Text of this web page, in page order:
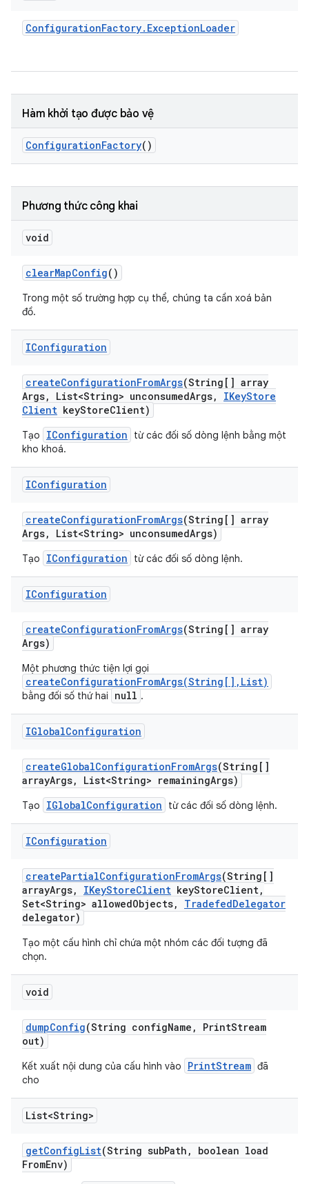
ConfigurationFactory. ExceptionLoader
Hàm khởi tạo được bảo vệ
ConfigurationFactory()
Phương thức công khai
void
clearMapConfig()
Trong một số trường hợp cụ thể, chúng ta cần xoá bản
đồ.
IConfiguration
createConfigurationFromArgs(String[] array
Args, List<String> unconsumedArgs, IKeyStore
Client keyStoreClient)
Tạo IConfiguration
từ các đối số dòng lệnh bằng một
kho khoá.
IConfiguration
createConfigurationFromArgs(String[] array
Args, List<String> unconsumedArgs)
Tạo IConfiguration từ các đối số dòng lệnh.
IConfiguration
createConfigurationFromArgs(String[] array
Args)
Một phương thức tiện lợi gọi
createConfigurationFromArgs(String[],List)
bằng đối số thứ hai null .
IGlobalConfiguration
createGlobalConfigurationFromArgs(String[]
arrayArgs, List<String> remainingArgs)
Tạo IGlobalConfiguration từ các đối số dòng lệnh.
IConfiguration
createPartialConfigurationFromArgs(String[]
arrayArgs, IKeyStoreClient keyStoreClient,
Set<String> allowedObjects, TradefedDelegator
delegator)
Tạo một cấu hình chỉ chứa một nhóm các đối tượng đã
chọn.
void
dumpConfig(String configName , PrintStream
out)
Kết xuất nội dung của cấu hình vào PrintStream đã
cho
List<String>
getConfigList(String subPath ,
boolean load
FromEnv)